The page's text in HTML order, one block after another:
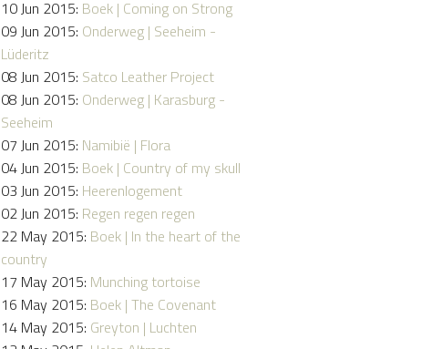
10 Jun 2015: Boek | Coming on Strong
09 Jun 2015: Onderweg | Seeheim -
Lüderitz
08 Jun 2015: Satco Leather Project
08 Jun 2015: Onderweg | Karasburg -
Seeheim
07 Jun 2015: Namibië | Flora
04 Jun 2015: Boek | Country of my skull
03 Jun 2015: Heerenlogement
02 Jun 2015: Regen regen regen
22 May 2015: Boek | In the heart of the
country
17 May 2015: Munching tortoise
16 May 2015: Boek | The Covenant
14 May 2015: Greyton | Luchten